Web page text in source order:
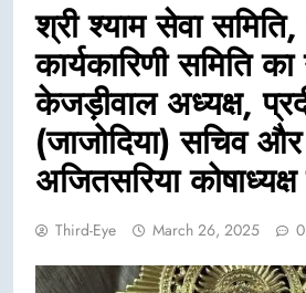
श्री श्याम सेवा
कार्यकारिणी समिति
केजड़ीवाल अध्यक्ष,
(जाजोदिया) सचिव
अजितसरिया
Third-Eye March 26, 2025 0